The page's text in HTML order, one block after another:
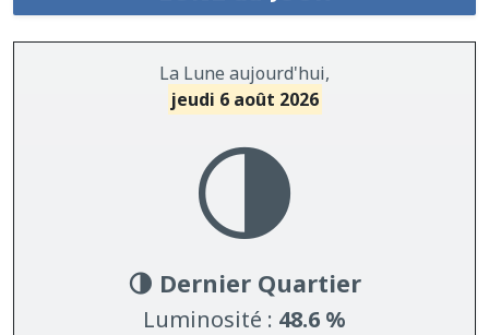
La Lune aujourd'hui,
jeudi 6 août 2026
🌗
🌗 Dernier Quartier
Luminosité : 48.6 %